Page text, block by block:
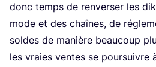
donc temps de ren­ver­ser les
mode et des chaînes, de
soldes de manière beau­coup
les vraies ventes se pour­suivre